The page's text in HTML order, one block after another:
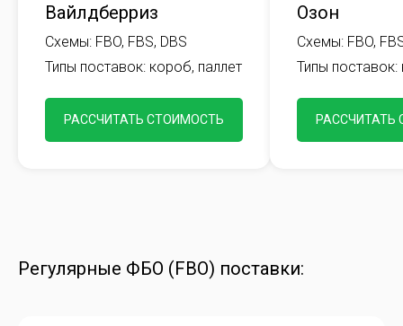
Вайлдберриз
Схемы: FBO, FBS, DBS
Типы поставок: короб, паллет
РАССЧИТАТЬ СТОИМОСТЬ
Озон
Схемы: FBO,
Типы поставок:
РАССЧИТАТЬ
Регулярные ФБО (FBO) поставки: